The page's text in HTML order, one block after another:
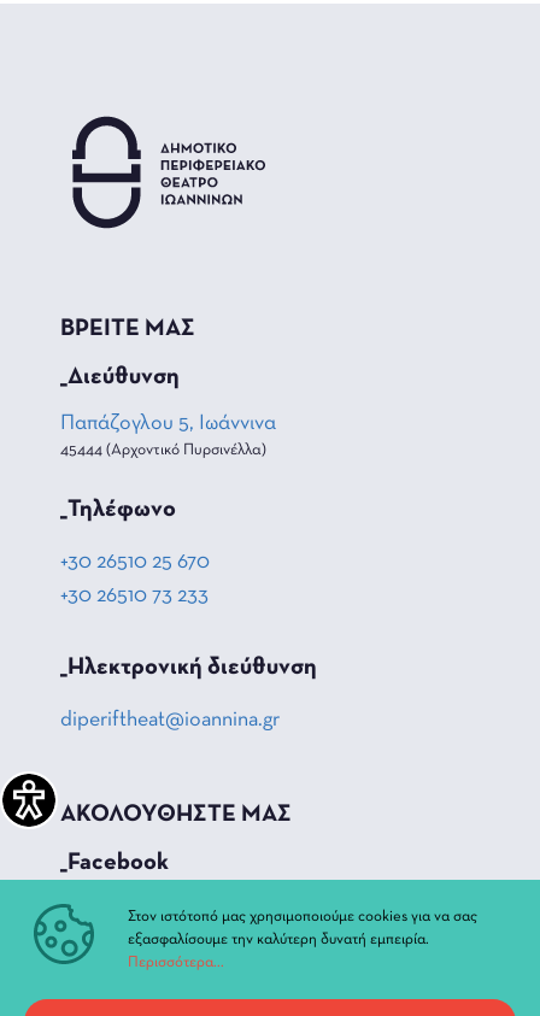
ΒΡΕΙΤΕ ΜΑΣ
_Διεύθυνση
Παπάζογλου 5, Ιωάννινα
45444 (Αρχοντικό Πυρσινέλλα)
_Τηλέφωνο
+30 26510 25 670
+30 26510 73 233
_Hλεκτρονική διεύθυνση
diperiftheat@ioannina.gr
ΑΚΟΛΟΥΘΗΣΤΕ ΜΑΣ
_Facebook
_Instagram
_Youtube
Στον ιστότοπό μας χρησιμοποιούμε cookies για να σας
εξασφαλίσουμε την καλύτερη δυνατή εμπειρία.
Περισσότερα...